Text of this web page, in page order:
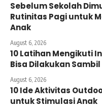
Sebelum Sekolah
Rutinitas Pagi untuk
Anak
August 6, 2026
10 Latihan Mengikuti
Bisa Dilakukan
August 6, 2026
10 Ide Aktivitas
untuk Stimulasi Anak